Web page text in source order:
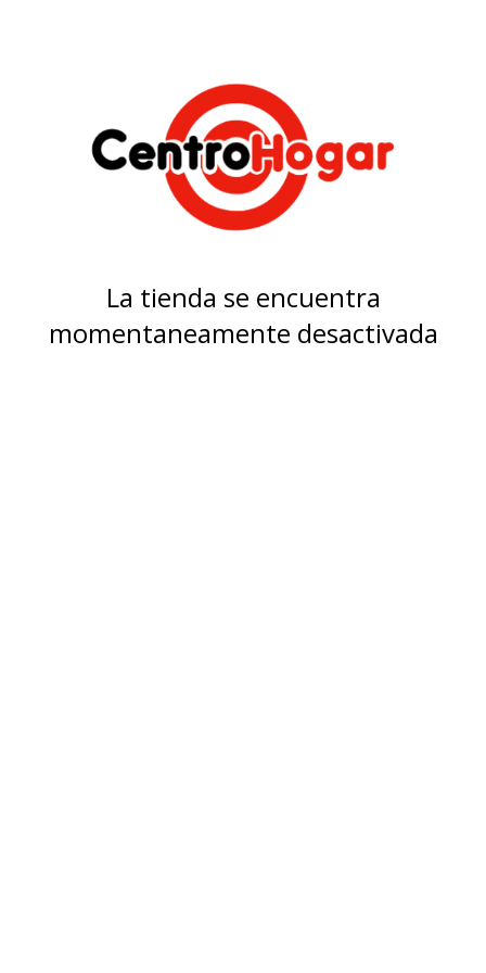
La tienda se encuentra
momentaneamente desactivada